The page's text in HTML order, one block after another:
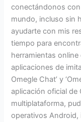
conectándonos
mundo, incluso sin
ayudarte con mis
tiempo para
herramientas
aplicaciones de
Omegle Chat’ y
aplicación oficial de
multiplataforma,
operativos Android,